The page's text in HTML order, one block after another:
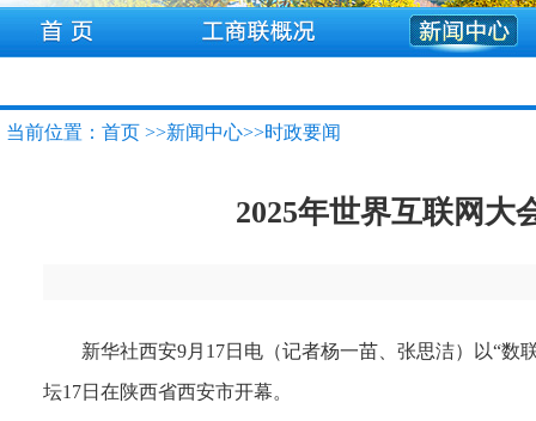
当前位置：首页 >>新闻中心>>时政要闻
2025年世界互联网大
新华社西安9月17日电（记者杨一苗、张思洁）以“
坛17日在陕西省西安市开幕。